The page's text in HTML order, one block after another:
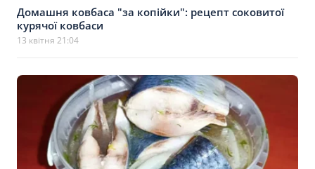
Домашня ковбаса "за копійки": рецепт соковитої
курячої ковбаси
13 квітня 21:04